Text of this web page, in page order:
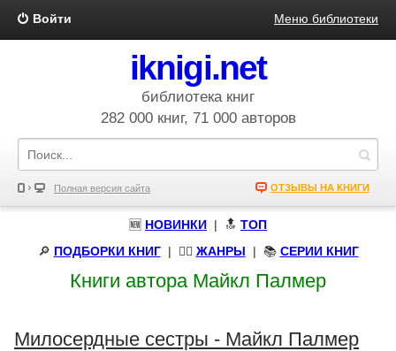
Войти Меню библиотеки
iknigi.net
библиотека книг
282 000 книг, 71 000 авторов
Полная версия сайта ОТЗЫВЫ НА КНИГИ
🆕 НОВИНКИ | 🔝 ТОП
🔎 ПОДБОРКИ КНИГ| 🧝‍♀️ ЖАНРЫ | 📚 СЕРИИ КНИГ
Книги автора Майкл Палмер
Милосердные сестры - Майкл Палмер